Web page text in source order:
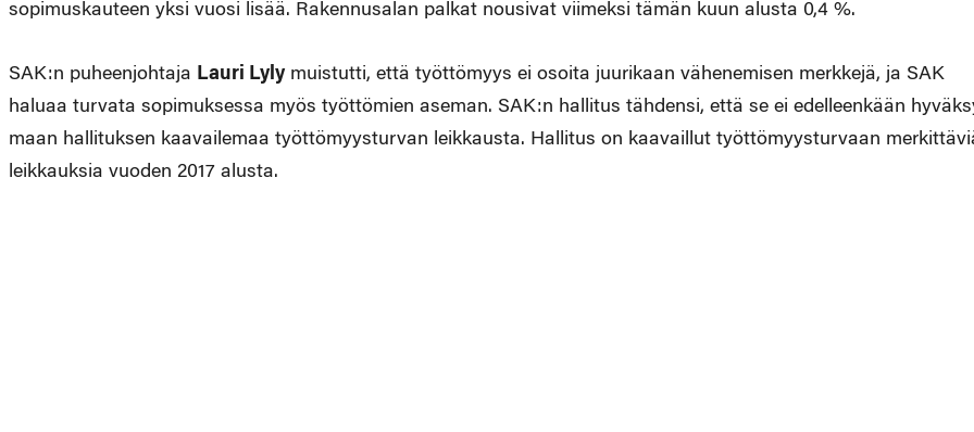
sopimuskauteen yksi vuosi lisää. Rakennusalan palkat nousivat viimeksi tämän kuun alusta 0,4 %.
SAK:n puheenjohtaja Lauri Lyly muistutti, että työttömyys ei osoita juurikaan vähenemisen merkkejä, ja SAK
haluaa turvata sopimuksessa myös työttömien aseman. SAK:n hallitus tähdensi, että se ei edelleenkään
maan hallituksen kaavailemaa työttömyysturvan leikkausta. Hallitus on kaavaillut työttömyysturvaan
leikkauksia vuoden 2017 alusta.